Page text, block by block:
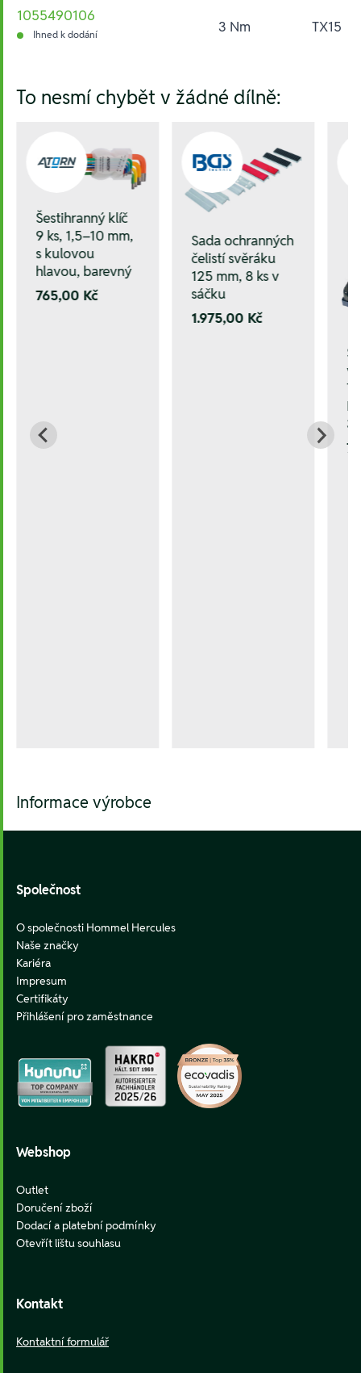
1055490106
Ihned k dodání 3 Nm
TX15
To nesmí chybět v žádné dílně:
Šestihranný klíč
9 ks, 1,5–10 mm,
s kulovou
hlavou, barevný
765,00 Kč
Sada ochranných
čelistí svěráku
125 mm, 8 ks v
sáčku
1.975,00 Kč
Informace výrobce
Společnost
O společnosti Hommel Hercules
Naše značky
Kariéra
Impresum
Certifikáty
Přihlášení pro zaměstnance
Webshop
Outlet
Doručení zboží
Dodací a platební podmínky
Otevřít lištu souhlasu
Kontakt
Kontaktní formulář